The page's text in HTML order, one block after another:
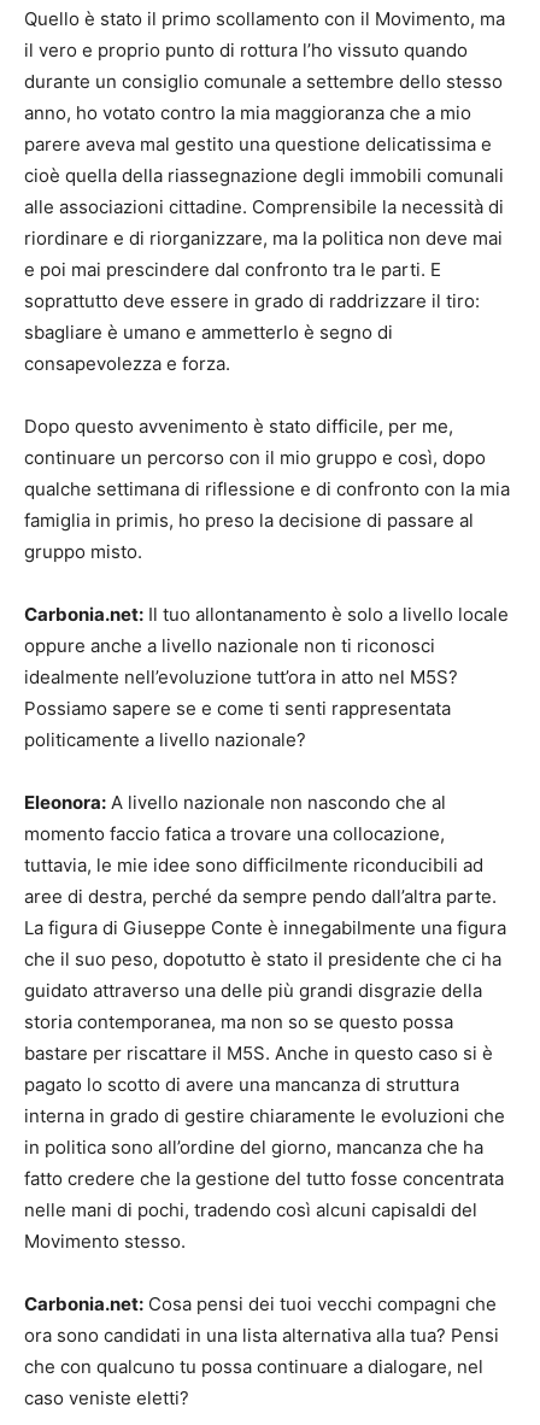
Quello è stato il primo scollamento con il Movimento, ma
il vero e proprio punto di rottura l’ho vissuto quando
durante un consiglio comunale a settembre dello stesso
anno, ho votato contro la mia maggioranza che a mio
parere aveva mal gestito una questione delicatissima e
cioè quella della riassegnazione degli immobili comunali
alle associazioni cittadine. Comprensibile la necessità di
riordinare e di riorganizzare, ma la politica non deve mai
e poi mai prescindere dal confronto tra le parti. E
soprattutto deve essere in grado di raddrizzare il tiro:
sbagliare è umano e ammetterlo è segno di
consapevolezza e forza.
Dopo questo avvenimento è stato difficile, per me,
continuare un percorso con il mio gruppo e così, dopo
qualche settimana di riflessione e di confronto con la mia
famiglia in primis, ho preso la decisione di passare al
gruppo misto.
Carbonia.net: Il tuo allontanamento è solo a livello locale
oppure anche a livello nazionale non ti riconosci
idealmente nell’evoluzione tutt’ora in atto nel M5S?
Possiamo sapere se e come ti senti rappresentata
politicamente a livello nazionale?
Eleonora: A livello nazionale non nascondo che al
momento faccio fatica a trovare una collocazione,
tuttavia, le mie idee sono difficilmente riconducibili ad
aree di destra, perché da sempre pendo dall’altra parte.
La figura di Giuseppe Conte è innegabilmente una figura
che il suo peso, dopotutto è stato il presidente che ci ha
guidato attraverso una delle più grandi disgrazie della
storia contemporanea, ma non so se questo possa
bastare per riscattare il M5S. Anche in questo caso si è
pagato lo scotto di avere una mancanza di struttura
interna in grado di gestire chiaramente le evoluzioni che
in politica sono all’ordine del giorno, mancanza che ha
fatto credere che la gestione del tutto fosse concentrata
nelle mani di pochi, tradendo così alcuni capisaldi del
Movimento stesso.
Carbonia.net: Cosa pensi dei tuoi vecchi compagni che
ora sono candidati in una lista alternativa alla tua? Pensi
che con qualcuno tu possa continuare a dialogare, nel
caso veniste eletti?